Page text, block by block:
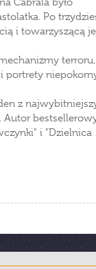
Po
i towarzyszącą
terroru,
portrety
z
Autor
i "Dzielnica